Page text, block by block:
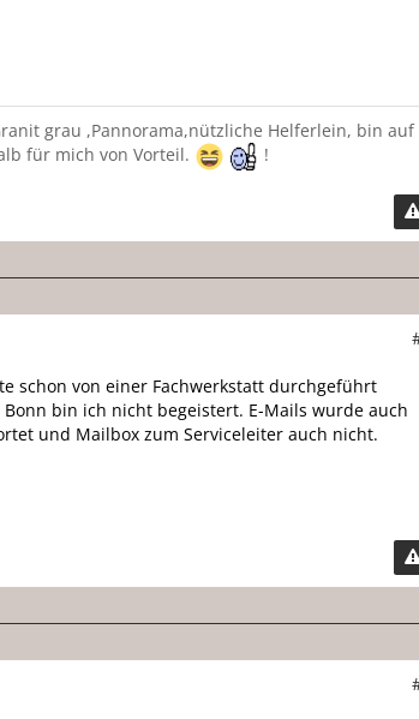
grau ,Pannorama,nützliche Helferlein, bin auf
für mich von Vorteil.
!
schon von einer Fachwerkstatt durchgeführt
bin ich nicht begeistert. E-Mails wurde auch
und Mailbox zum Serviceleiter auch nicht.